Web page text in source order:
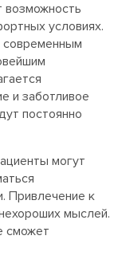
возможность
условиях.
современным
и заботливое
постоянно
могут
Привлечение к
мыслей.
сможет